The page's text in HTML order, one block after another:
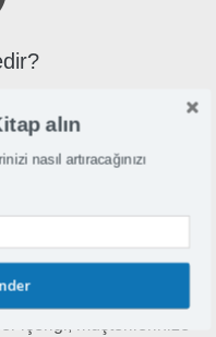
oluşturma aracıdır
yapmalıyım?
alın
nasıl artıracağınızı